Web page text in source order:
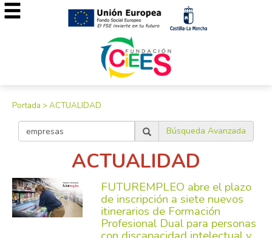
Portada >ACTUALIDAD
Búsqueda Avanzada
ACTUALIDAD
FUTUREMPLEO abre el plazo
de inscripción a siete nuevos
itinerarios de Formación
Profesional Dual para personas